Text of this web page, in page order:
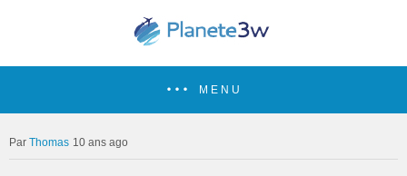
MENU
Thomas 10 ans ago